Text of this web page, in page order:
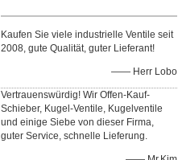
Kaufen Sie viele industrielle Ventile seit
2008, gute Qualität, guter Lieferant!
—— Herr Lobo
Vertrauenswürdig! Wir Offen-Kauf-
Schieber, Kugel-Ventile, Kugelventile
und einige Siebe von dieser Firma,
guter Service, schnelle Lieferung.